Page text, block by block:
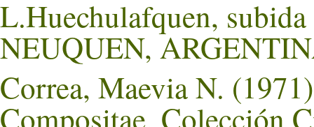
L.Huechulafquen,
NEUQUEN,
Correa, Maevia N.
Compositae. Colección